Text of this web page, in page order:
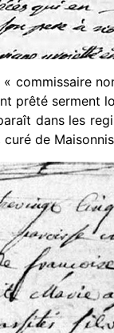
commissaire
prêté serment
dans les
de